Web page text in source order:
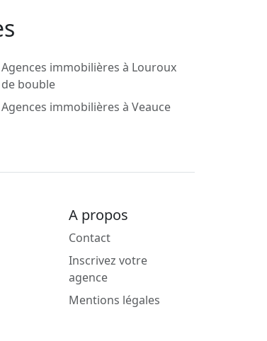
Agences immobilières à Louroux
de bouble
Agences immobilières à Veauce
A propos
Contact
Inscrivez votre
agence
Mentions légales